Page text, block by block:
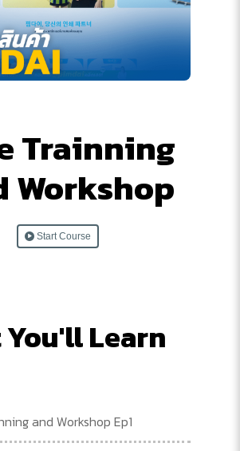
Trainning
Workshop
Start Course
You'll Learn
and Workshop Ep1